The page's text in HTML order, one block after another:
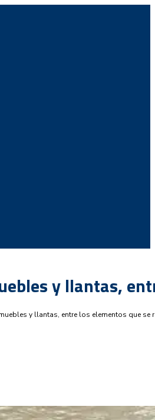
y llantas,
y llantas, entre los elementos que